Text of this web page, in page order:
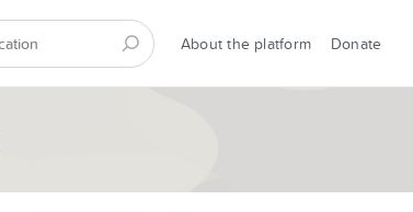
About the platform Donate